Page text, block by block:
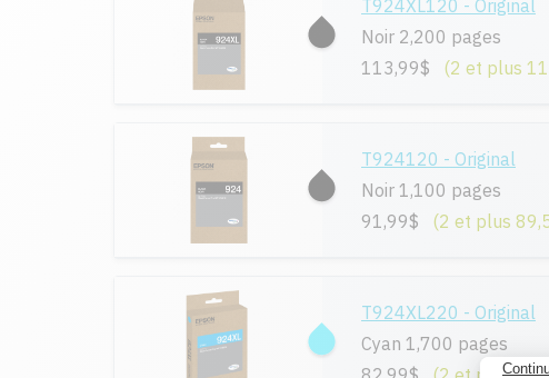
T924XL120 - Original
Noir 2,200 pages
113,99$
(2 et plus
T924120 - Original
Noir 1,100 pages
91,99$
(2 et plus
T924XL220 - Original
Cyan 1,700 pages